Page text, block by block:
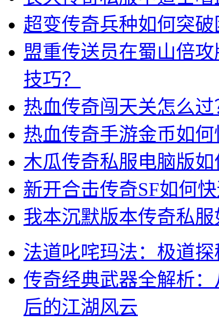
超变传奇兵种如何突
盟重传送员在蜀山倍
技巧？
热血传奇闯天关怎么
热血传奇手游金币如
木瓜传奇私服电脑版
新开合击传奇SF如何
我本沉默版本传奇私
法道叱咤玛法：极道
传奇经典武器全解析
后的江湖风云